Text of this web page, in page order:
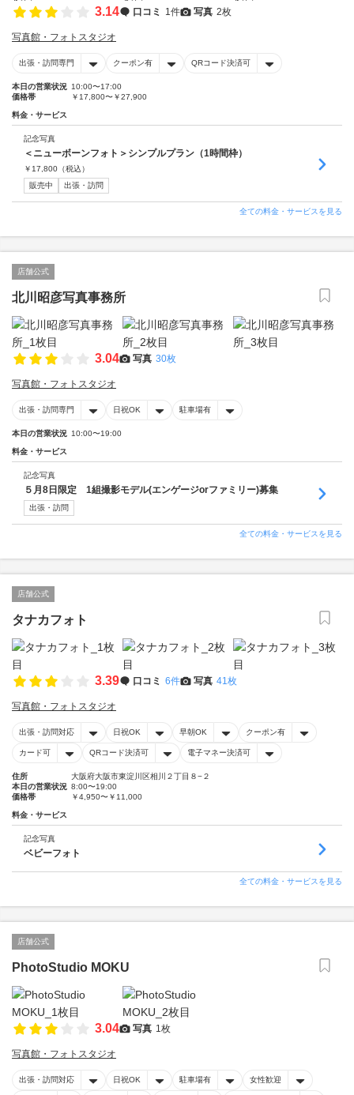
3.14 口コミ 1件 写真 2枚
写真館・フォトスタジオ
出張・訪問専門 クーポン有 QRコード決済可
本日の営業状況 10:00〜17:00
価格帯
￥17,800〜￥27,900
料金・サービス
記念写真
＜ニューボーンフォト＞シンプルプラン（1時間枠）
￥ 17,800 （税込）
販売中
出張・訪問
全ての料金・サービスを見る
店舗公式
北川昭彦写真事務所
3.04 写真 30枚
写真館・フォトスタジオ
出張・訪問専門 日祝OK 駐車場有
本日の営業状況 10:00〜19:00
料金・サービス
記念写真
５月8日限定 1組撮影モデル(エンゲージorファミリー)募集
出張・訪問
全ての料金・サービスを見る
店舗公式
タナカフォト
3.39 口コミ 6件 写真 41枚
写真館・フォトスタジオ
出張・訪問対応 日祝OK 早朝OK クーポン有
カード可 QRコード決済可 電子マネー決済可
住所
大阪府大阪市東淀川区相川２丁目８−２
本日の営業状況 8:00〜19:00
価格帯
￥4,950〜￥11,000
料金・サービス
記念写真
ベビーフォト
全ての料金・サービスを見る
店舗公式
PhotoStudio MOKU
3.04 写真 1枚
写真館・フォトスタジオ
出張・訪問対応 日祝OK 駐車場有 女性歓迎